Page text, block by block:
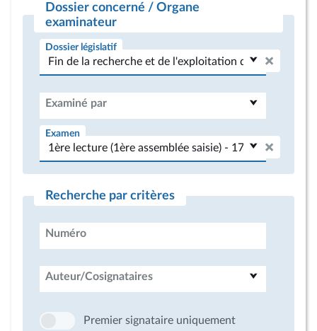
Dossier concerné / Organe
examinateur
Dossier législatif
Examiné par
Examen
Recherche par critères
Numéro
Auteur/Cosignataires
Premier signataire uniquement